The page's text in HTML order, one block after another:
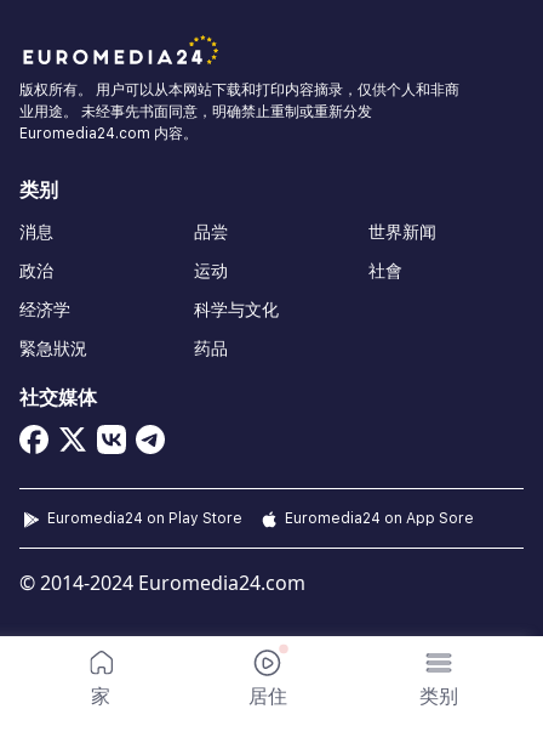
家 居住 类别
版权所有。 用户可以从本网站下载和打印内容摘录，仅供个人和非商
业用途。 未经事先书面同意，明确禁止重制或重新分发
Euromedia24.com 内容。
类别
消息
政治
经济学
緊急狀況
品尝
运动
科学与文化
药品
世界新闻
社會
社交媒体
© 2014-2024 Euromedia24.com
Euromedia24 on Play Store Euromedia24 on App Sore